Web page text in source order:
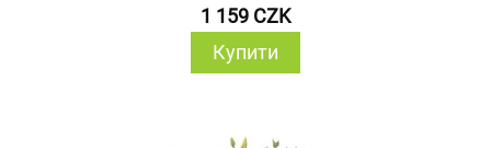
1 159 CZK
Купити